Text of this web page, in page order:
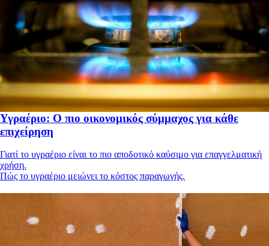
Υγραέριο: Ο πιο οικονομικός σύμμαχος για κάθε
επιχείρηση
Γιατί το υγραέριο είναι το πιο αποδοτικό καύσιμο για επαγγελματική
χρήση.
Πώς το υγραέριο μειώνει το κόστος παραγωγής.